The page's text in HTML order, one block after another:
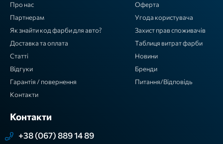
Про нас
Партнерам
Як знайти код фарби для авто?
Доставка та оплата
Статті
Відгуки
Гарантія / повернення
Контакти
Оферта
Угода користувача
Захист прав споживачів
Таблиця витрат фарби
Новини
Бренди
Питання/Відповідь
Контакти
+38 (067) 889 14 89